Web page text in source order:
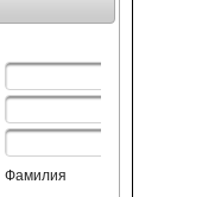
Фамилия